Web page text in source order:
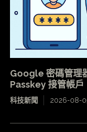
Google 密碼管理
Passkey 接管帳戶
科技新聞 2026-08-